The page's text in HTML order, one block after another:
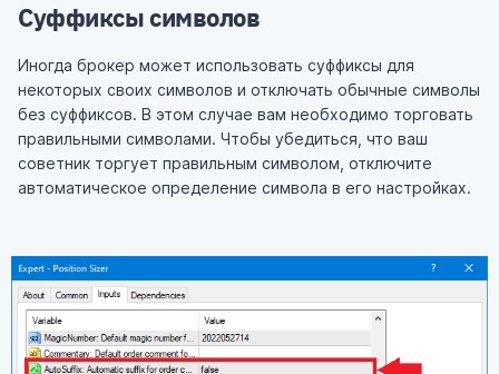
Суффиксы символов
Иногда брокер может использовать суффиксы для
некоторых своих символов и отключать обычные символы
без суффиксов. В этом случае вам необходимо торговать
правильными символами. Чтобы убедиться, что ваш
советник торгует правильным символом, отключите
автоматическое определение символа в его настройках.